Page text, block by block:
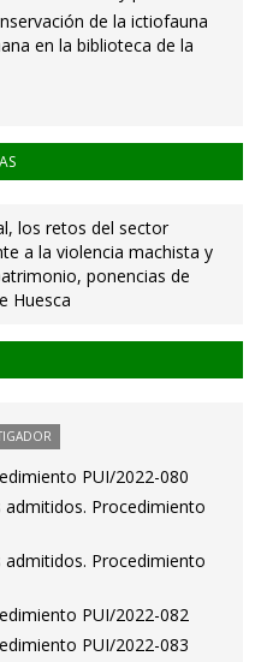
de la ictiofauna
en la biblioteca de la
los retos del sector
a la violencia machista y
ponencias de
Huesca
PUI/2022-080
Procedimiento
Procedimiento
PUI/2022-082
PUI/2022-083